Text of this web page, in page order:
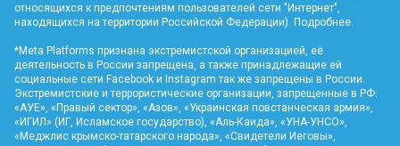
относящихся к предпочтениям пользователей сети "Интернет",
находящихся на территории Российской Федерации). Подробнее
*Meta Platforms признана экстремистской организацией, её
деятельность в России запрещена, а также принадлежащие ей
социальные сети Facebook и Instagram так же запрещены в России.
Экстремистские и террористические организации, запрещенные в РФ:
«АУЕ», «Правый сектор», «Азов», «Украинская повстанческая армия»,
«ИГИЛ» (ИГ, Исламское государство), «Аль-Каида», «УНА-УНСО»,
«Меджлис крымско-татарского народа», «Свидетели Иеговы»,